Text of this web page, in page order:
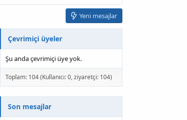
Yeni mesajlar
Çevrimiçi üyeler
Şu anda çevrimiçi üye yok.
Toplam: 104 (Kullanıcı: 0, ziyaretçi: 104)
Son mesajlar